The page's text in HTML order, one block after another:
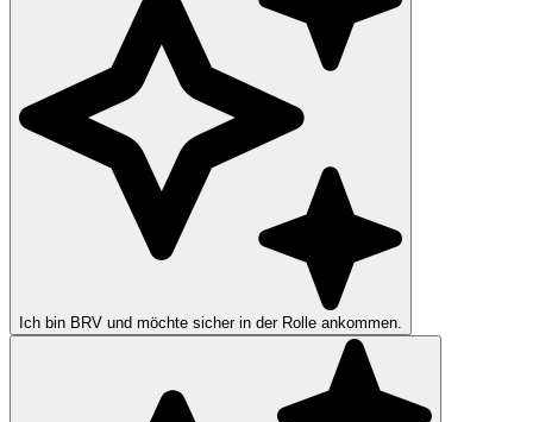
Ich bin BRV und möchte sicher in der Rolle ankommen.